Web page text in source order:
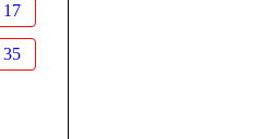
17
35